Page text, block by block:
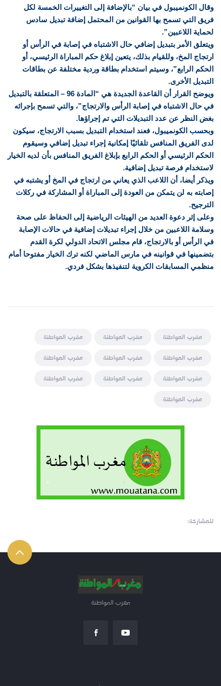
وقال الكونميبول في بيان “بالإضافة إلى التغييرات الخمسة لكل
فريق التي تسمح بها القوانين من المحتمل إضافة تبديل سادس
لحماية اللاعبين”.
ويتعلق الأمر بتبديل إضافي حال الاشتباه في إصابة في الرأس أو
ارتجاج المخ، وللقيام بذلك، يتعين إبلاغ حكم المباراة الرئيسي، أو
الحكم الرابع”، وسيتم استخدام بطاقة وردية مختلفة عن بطاقات
التبديل الأخرى.
ويوضح القرار أن القاعدة الجديدة هي “المادة 96 – المتعلقة بالتبديل
في حال الاشتباه في إصابة الرأس والارتجاج”، والتي تسمح بإجرائه
بغض النظر عن عدد التبديلات التي تم إجراؤها.
وبحسب الكونميبول، فعند استخدام التبديل بسبب الارتجاج، سيكون
لدى الفريق المنافس تلقائيًا إمكانية إجراء تبديل إضافي وسيقوم
الحكم الرئيسي أو الحكم الرابع بإبلاغ الفريق المنافس بأن لديه الخيار
لاستخدام فرصة تبديل إضافية.
ويذكر أيضا، أن اللاعب الذي يعاني من ارتجاج في المخ أو يشتبه في
إصابته به لن يتمكن من العودة إلى المباراة أو المشاركة في ركلات
الترجيح.
وعلى إثر دعوة العديد من الهيئات الرياضية إلى الحفاظ على صحة
وسلامة اللاعبين من خلال إجراء تبديلات إضافية في حالات الإصابة
في الرأس أو بالارتجاج، قام مجلس الاتحاد الدولي لكرة القدم
بتضمينها في قوانينه في مارس الماضي لكنه ترك الخيار مفتوحا أمام
منظمي المسابقات الكروية لتنفيذها بشكل فردي.
مغرب المواطنة مغرب المواطنة
مغرب المواطنة
مغرب المواطنة
مغرب المواطنة
مغرب المواطنة
مغرب المواطنة
مغرب المواطنة
مغرب المواطنة
مغرب المواطنة
للمشاركة:
مغرب المواطنة